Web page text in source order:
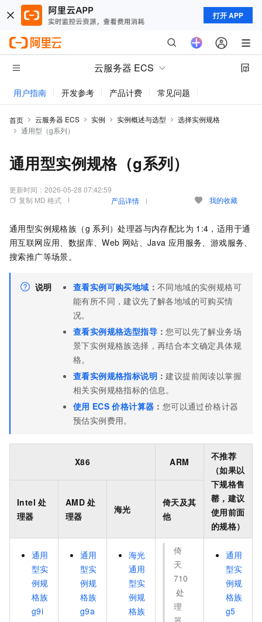
打开 APP
云服务器 ECS
用户指南 开发参考 产品计费 常见问题
首页 云服务器 ECS 实例 实例概述与选型
选择实例规格
通用型（g系列）
通用型实例规格（g系列）
更新时间： 2026-05-28 07:42:59
复制 MD 格式
产品详情 我的收藏
通用型实例规格族（g 系列）处理器与内存配比为 1:4，适用于通
用互联网应用、数据库、Web 网站、Java 应用服务、游戏服务、
搜索推广等场景。
说明 查看实例可购买地域 ：不同地域的实例规格可
能有所不同，建议先了解各地域的可购买情
况。
查看实例规格选型指导 ：您可以先了解业务场
景下实例规格族选择，再结合本文确定具体规
格。
查看实例规格指标说明 ：建议提前阅读以掌握
相关实例规格指标的信息。
使用 ECS 价格计算器 ： 您可以通过价格计器
预估实例费用。
X86 ARM
不推荐
（如果以
下规格售
罄，建议
使用前面
的规格）
Intel 处
理器
AMD 处
理器
海光
倚天及其
他
通用
型实
例规
格族
g9i
通用
型实
例规
格族
g9a
海光
通用
型实
例规
格族
倚
天
710
处
理
通用
型实
例规
格族
g5